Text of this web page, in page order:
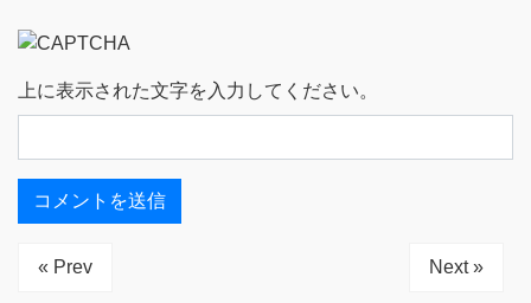
上に表示された文字を入力してください。
« Prev Next »